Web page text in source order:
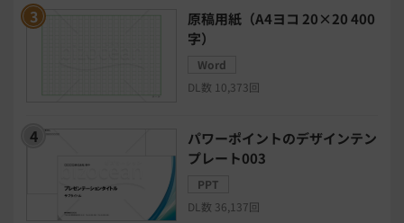
BIツール CTIシステム
クラウドPBX
モチベーション管理システム
リモートアクセスツール
原稿用紙（A4ヨコ 20×20 400
字）
Word
DL数 10,373回
パワーポイントのデザインテン
プレート003
PPT
DL数 36,137回